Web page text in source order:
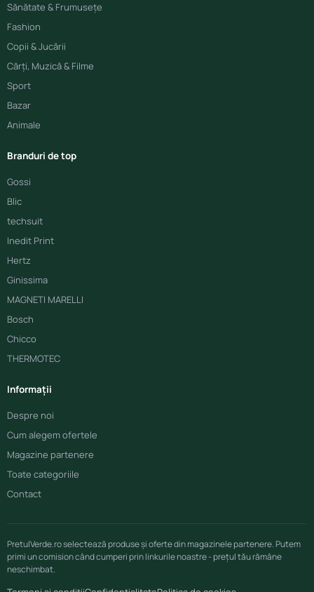
Sănătate & Frumusețe
Fashion
Copii & Jucării
Cărți, Muzică & Filme
Sport
Bazar
Animale
Branduri de top
Gossi
Blic
techsuit
Inedit Print
Hertz
Ginissima
MAGNETI MARELLI
Bosch
Chicco
THERMOTEC
Informații
Despre noi
Cum alegem ofertele
Magazine partenere
Toate categoriile
Contact
PretulVerde.ro selectează produse și oferte din magazinele partenere. Putem
primi un comision când cumperi prin linkurile noastre - prețul tău rămâne
neschimbat.